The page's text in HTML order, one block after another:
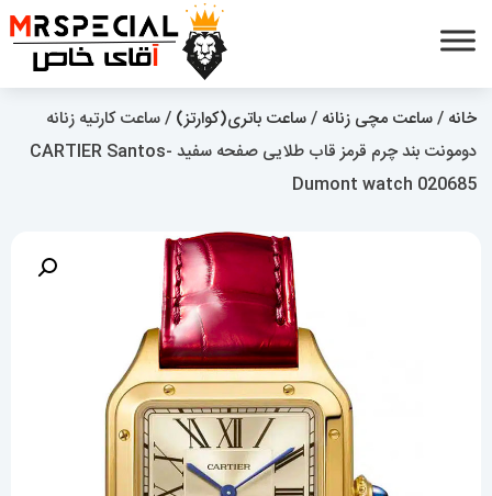
خانه /ساعت مچی زنانه /ساعت باتری(کوارتز) / ساعت کارتیه زنانه
دومونت بند چرم قرمز قاب طلایی صفحه سفید CARTIER Santos-
Dumont watch 020685